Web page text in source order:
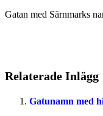
Gatan med Särnmarks
Relaterade Inlägg
Gatunamn med